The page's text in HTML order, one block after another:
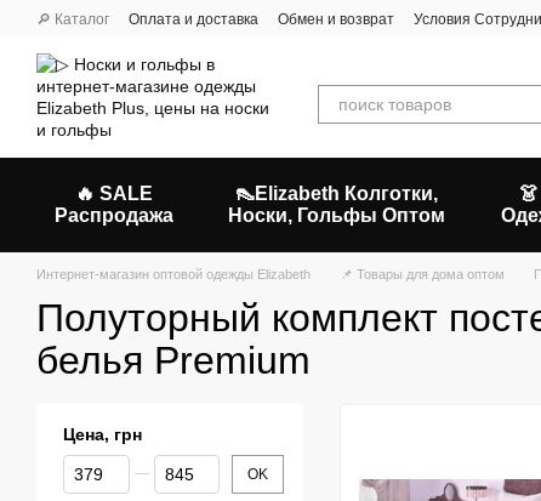
Перейти к основному контенту
🔎 Каталог Оплата и доставка Обмен и возврат Условия
🔥 SALE
Распродажа
👠Elizabeth Колготки,
Носки, Гольфы Оптом
Интернет-магазин оптовой одежды Elizabeth 📌 Товары для дома оптом
Полуторный комплект
белья Premium
Цена, грн
От Цена, грн
До Цена, грн OK